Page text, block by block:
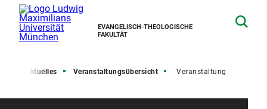
EVANGELISCH-THEOLOGISCHE
FAKULTÄT
Aktuelles Veranstaltungsübersicht Veranstaltung